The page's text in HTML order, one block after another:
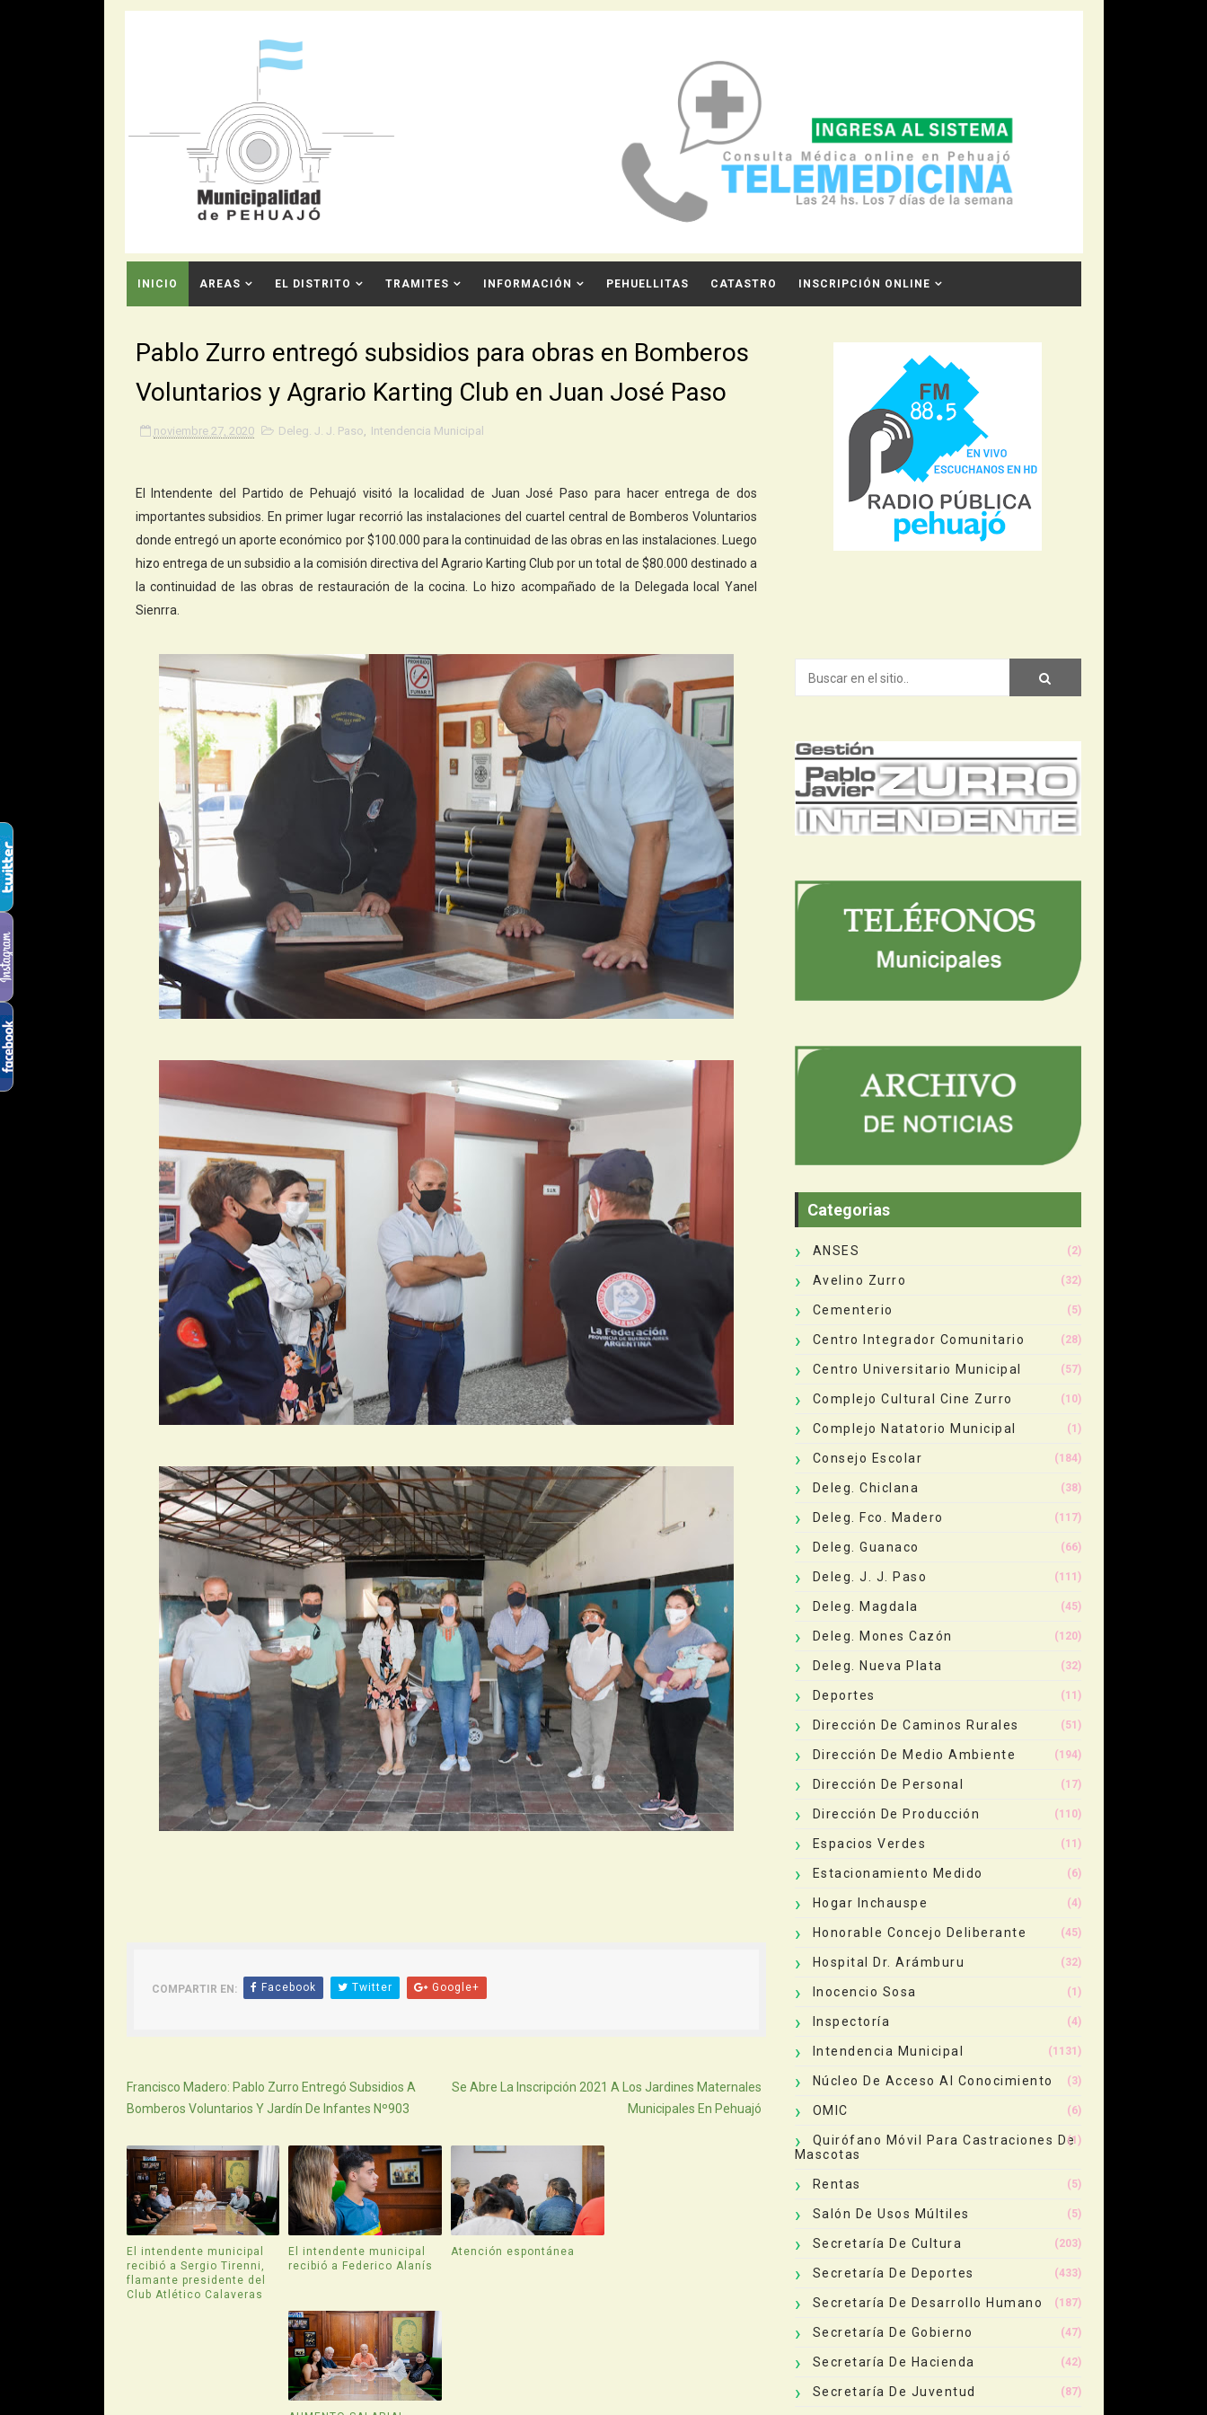
INICIO AREAS EL DISTRITO TRAMITES INFORMACIÓN PEHUELLITAS CATASTRO INSCRIPCIÓN ONLINE
Pablo Zurro entregó subsidios para obras en Bomberos
Voluntarios y Agrario Karting Club en Juan José Paso
noviembre 27, 2020 Deleg. J. J. Paso, Intendencia Municipal
El Intendente del Partido de Pehuajó visitó la localidad de Juan José Paso para hacer entrega de dos
importantes subsidios. En primer lugar recorrió las instalaciones del cuartel central de Bomberos Voluntarios
donde entregó un aporte económico por $100.000 para la continuidad de las obras en las instalaciones. Luego
hizo entrega de un subsidio a la comisión directiva del Agrario Karting Club por un total de $80.000 destinado a
la continuidad de las obras de restauración de la cocina. Lo hizo acompañado de la Delegada local Yanel
Sienrra.
COMPARTIR EN: Facebook Twitter Google+
Francisco Madero: Pablo Zurro Entregó Subsidios A
Bomberos Voluntarios Y Jardín De Infantes Nº903
Se Abre La Inscripción 2021 A Los Jardines Maternales
Municipales En Pehuajó
El intendente municipal
recibió a Sergio Tirenni,
flamante presidente del
Club Atlético Calaveras
El intendente municipal
recibió a Federico Alanís
Atención espontánea
Categorias
ANSES (2)
Avelino Zurro (32)
Cementerio (5)
Centro Integrador Comunitario (28)
Centro Universitario Municipal (57)
Complejo Cultural Cine Zurro (10)
Complejo Natatorio Municipal (1)
Consejo Escolar (184)
Deleg. Chiclana (38)
Deleg. Fco. Madero (117)
Deleg. Guanaco (66)
Deleg. J. J. Paso (111)
Deleg. Magdala (45)
Deleg. Mones Cazón (120)
Deleg. Nueva Plata (32)
Deportes (11)
Dirección De Caminos Rurales (51)
Dirección De Medio Ambiente (194)
Dirección De Personal (17)
Dirección De Producción (110)
Espacios Verdes (11)
Estacionamiento Medido (6)
Hogar Inchauspe (4)
Honorable Concejo Deliberante (45)
Hospital Dr. Arámburu (32)
Inocencio Sosa (1)
Inspectoría (4)
Intendencia Municipal (1131)
Núcleo De Acceso Al Conocimiento (3)
OMIC (6)
Quirófano Móvil Para Castraciones De
Mascotas
(1)
Rentas (5)
Salón De Usos Múltiles (5)
Secretaría De Cultura (203)
Secretaría De Deportes (433)
Secretaría De Desarrollo Humano (187)
Secretaría De Gobierno (47)
Secretaría De Hacienda (42)
Secretaría De Juventud (87)